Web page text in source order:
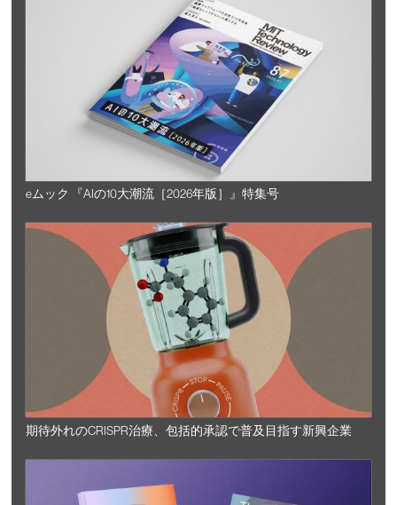
eムック 『AIの10大潮流［2026年版］』特集号
期待外れのCRISPR治療、包括的承認で普及目指す新興企業